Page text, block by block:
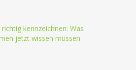
kennzeichnen: Was
jetzt wissen müssen